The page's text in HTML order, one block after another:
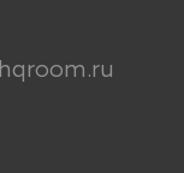
hqroom.ru